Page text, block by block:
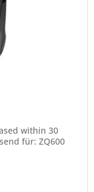
within 30
für: ZQ600